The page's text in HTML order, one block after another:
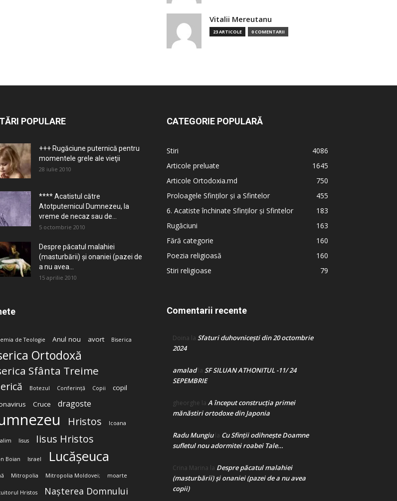
Vitalii Mereutanu
23 ARTICOLE 0 COMENTARII
POPULARE
+++ Rugăciune puternică pentru
momentele grele ale vieţii
28 iulie 2010
**** Acatistul către
Atotputernicul Dumnezeu, la
vreme de necaz sau de...
5 octombrie 2010
Despre păcatul malahiei
(masturbării) şi onaniei (pazei de
a nu avea...
15 aprilie 2010
de Teologie Anul nou avort Biserica
Ortodoxă
Sfânta Treime
Botezul Conferință Copii
copil
Cruce dragoste
Hristos Icoana
Iisus Iisus Hristos
Boian Israel Lucășeuca
Mitropolia Mitropolia Moldovei; moarte
Hristos Nașterea Domnului
CATEGORIE POPULARĂ
Stiri
4086
Articole preluate
1645
Articole Ortodoxia.md
750
Proloagele Sfinților și a Sfintelor
455
6. Acatiste închinate Sfinților și Sfintelor
183
Rugăciuni
163
Fără categorie
160
Poezia religioasă
160
Stiri religioase
79
Comentarii recente
Doina la Sfaturi duhovnicești din 20 octombrie
2024
amaladla SF SILUAN ATHONITUL -11/ 24
SEPEMBRIE
gheorghe la A început construcţia primei
mănăstiri ortodoxe din Japonia
Radu Mungiula Cu Sfinții odihnește Doamne
sufletul nou adormitei roabei Tale…
Crina Marina la Despre păcatul malahiei
(masturbării) şi onaniei (pazei de a nu avea
copii)